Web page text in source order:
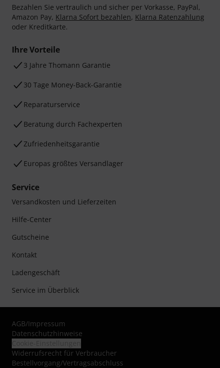
Bezahlen Sie vertraulich und sicher per Vorkasse, PayPal,
Amazon Pay, Klarna Sofort bezahlen, Klarna Ratenzahlung
oder Kreditkarte.
Ihre Vorteile
3 Jahre Thomann Garantie
30 Tage Money-Back-Garantie
Reparaturservice
Beratung durch Fachexperten
Zufriedenheitsgarantie
Europas größtes Versandlager
Service
Versandkosten und Lieferzeiten
Hilfe-Center
Gutscheine
Kontakt
Ladengeschäft
Service im Überblick
AGB/Impressum
Datenschutzhinweise
Widerrufsrecht für Verbraucher
Bestellvorgang/Vertragsabschluss